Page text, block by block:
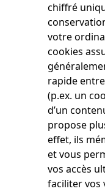
chiffré
votre
cookies
rapide
(p.ex. un
d’un
propose
effet, ils
et vous
vos accès
faciliter vos